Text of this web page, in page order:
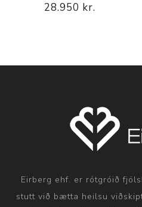
28.950 kr.
Eirberg ehf. er rótgróið
stutt við bætta heilsu